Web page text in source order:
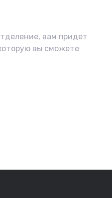
вам придет
вы сможете